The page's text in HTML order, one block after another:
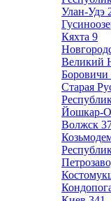
Улан-Удэ
Кяхта 9
Великий
Боровичи
Старая
Йошкар-
Волжск